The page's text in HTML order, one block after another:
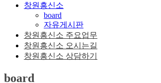
창원흥신소
board
자유게시판
창원흥신소 주요업무
창원흥신소 오시는길
창원흥신소 상담하기
board